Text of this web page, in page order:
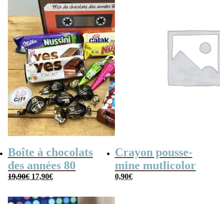
Boîte à chocolats
des années 80
19,90€ Le
prix
19,90€.
17,90€Le
prix
17,90€.
Crayon pousse-
mine mutlicolor
0,90€